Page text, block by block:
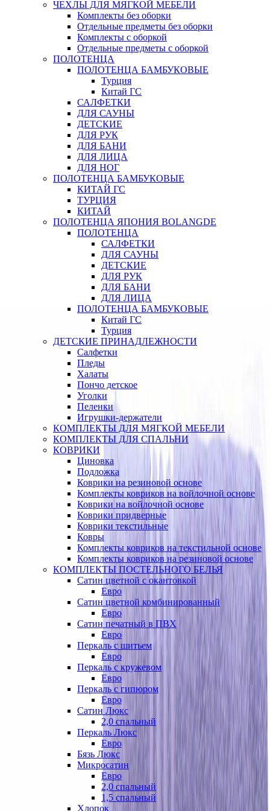
ЧЕХЛЫ ДЛЯ МЯГКОЙ МЕБЕЛИ
Комплекты без оборки
Отдельные предметы без оборки
Комплекты с оборкой
Отдельные предметы с оборкой
ПОЛОТЕНЦА
ПОЛОТЕНЦА БАМБУКОВЫЕ
Турция
Китай ГС
САЛФЕТКИ
ДЛЯ САУНЫ
ДЕТСКИЕ
ДЛЯ РУК
ДЛЯ БАНИ
ДЛЯ ЛИЦА
ДЛЯ НОГ
ПОЛОТЕНЦА БАМБУКОВЫЕ
КИТАЙ ГС
ТУРЦИЯ
КИТАЙ
ПОЛОТЕНЦА ЯПОНИЯ BOLANGDE
ПОЛОТЕНЦА
САЛФЕТКИ
ДЛЯ САУНЫ
ДЕТСКИЕ
ДЛЯ РУК
ДЛЯ БАНИ
ДЛЯ ЛИЦА
ПОЛОТЕНЦА БАМБУКОВЫЕ
Китай ГС
Турция
ДЕТСКИЕ ПРИНАДЛЕЖНОСТИ
Салфетки
Пледы
Халаты
Пончо детское
Уголки
Пеленки
Игрушки-держатели
КОМПЛЕКТЫ ДЛЯ МЯГКОЙ МЕБЕЛИ
КОМПЛЕКТЫ ДЛЯ СПАЛЬНИ
КОВРИКИ
Циновка
Подложка
Коврики на резиновой основе
Комплекты ковриков на войлочной основе
Коврики на войлочной основе
Коврики придверные
Коврики текстильные
Ковры
Комплекты ковриков на текстильной основе
Комплекты ковриков на резиновой основе
КОМПЛЕКТЫ ПОСТЕЛЬНОГО БЕЛЬЯ
Сатин цветной с окантовкой
Евро
Сатин цветной комбинированный
Евро
Сатин печатный в ПВХ
Евро
Перкаль с шитьем
Евро
Перкаль с кружевом
Евро
Перкаль с гипюром
Евро
Сатин Люкс
2,0 спальный
Перкаль Люкс
Евро
Бязь Люкс
Микросатин
Евро
2,0 спальный
1,5 спальный
Хлопок